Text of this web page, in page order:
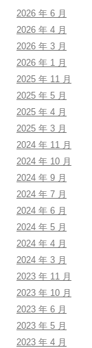
2026 年 6 月
2026 年 4 月
2026 年 3 月
2026 年 1 月
2025 年 11 月
2025 年 5 月
2025 年 4 月
2025 年 3 月
2024 年 11 月
2024 年 10 月
2024 年 9 月
2024 年 7 月
2024 年 6 月
2024 年 5 月
2024 年 4 月
2024 年 3 月
2023 年 11 月
2023 年 10 月
2023 年 6 月
2023 年 5 月
2023 年 4 月